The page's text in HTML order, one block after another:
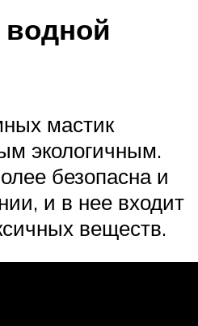
водной
мастик
экологичным.
безопасна и
и в нее входит
веществ.